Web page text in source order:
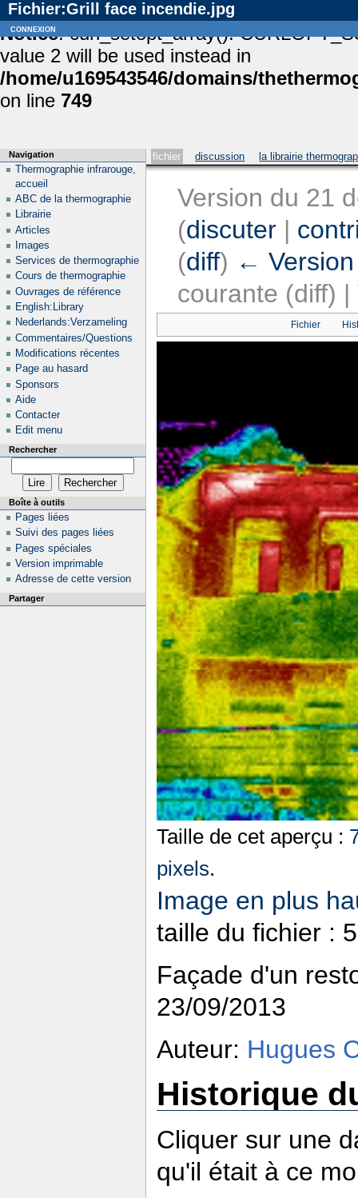
Notice: curl_setopt_array():
value 2 will be used instead in
/home/u169543546/domains/
on line 749
Fichier:Grill face incendie.jpg
fichier discussion la librairie
Version du 21
(discuter |
(diff) ←
courante (diff)
Fichier
Taille de cet aperçu :
pixels.
Image en plus
taille du fichier :
Façade d'un
23/09/2013
Auteur: Hugues
Historique
Cliquer sur une
qu'il était à ce
Navigation
Thermographie infrarouge,
accueil
ABC de la thermographie
Librairie
Articles
Images
Services de thermographie
Cours de thermographie
Ouvrages de référence
English:Library
Nederlands:Verzameling
Commentaires/Questions
Modifications récentes
Page au hasard
Sponsors
Aide
Contacter
Edit menu
Rechercher
Boîte à outils
Pages liées
Suivi des pages liées
Pages spéciales
Version imprimable
Adresse de cette version
Partager
connexion